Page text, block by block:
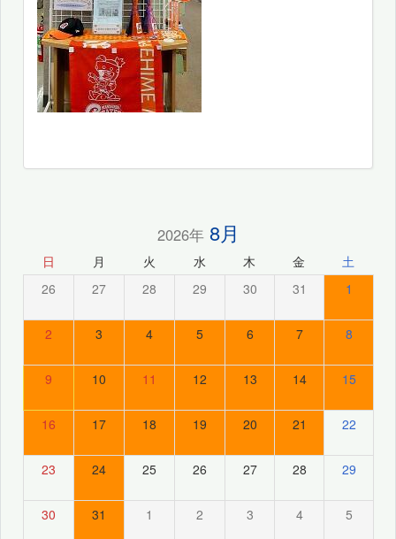
2026年8月
日 月 火 水 木 金 土
26 27 28 29 30 31 1
2 3 4 5 6 7 8
9 10 11 12 13 14 15
16 17 18 19 20 21 22
23 24 25 26 27 28 29
30 31 1 2 3 4 5